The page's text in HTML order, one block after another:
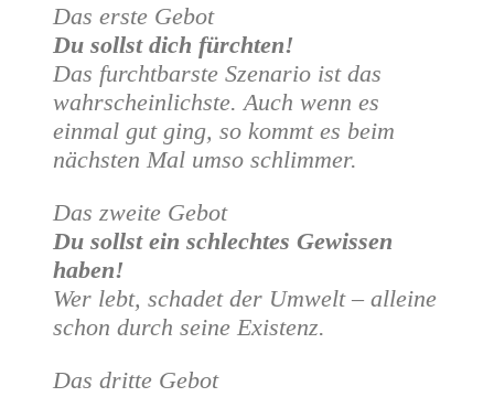
Das erste Gebot
Du sollst dich fürchten!
Das furchtbarste Szenario ist das
wahrscheinlichste. Auch wenn es
einmal gut ging, so kommt es beim
nächsten Mal umso schlimmer.
Das zweite Gebot
Du sollst ein schlechtes Gewissen
haben!
Wer lebt, schadet der Umwelt – alleine
schon durch seine Existenz.
Das dritte Gebot